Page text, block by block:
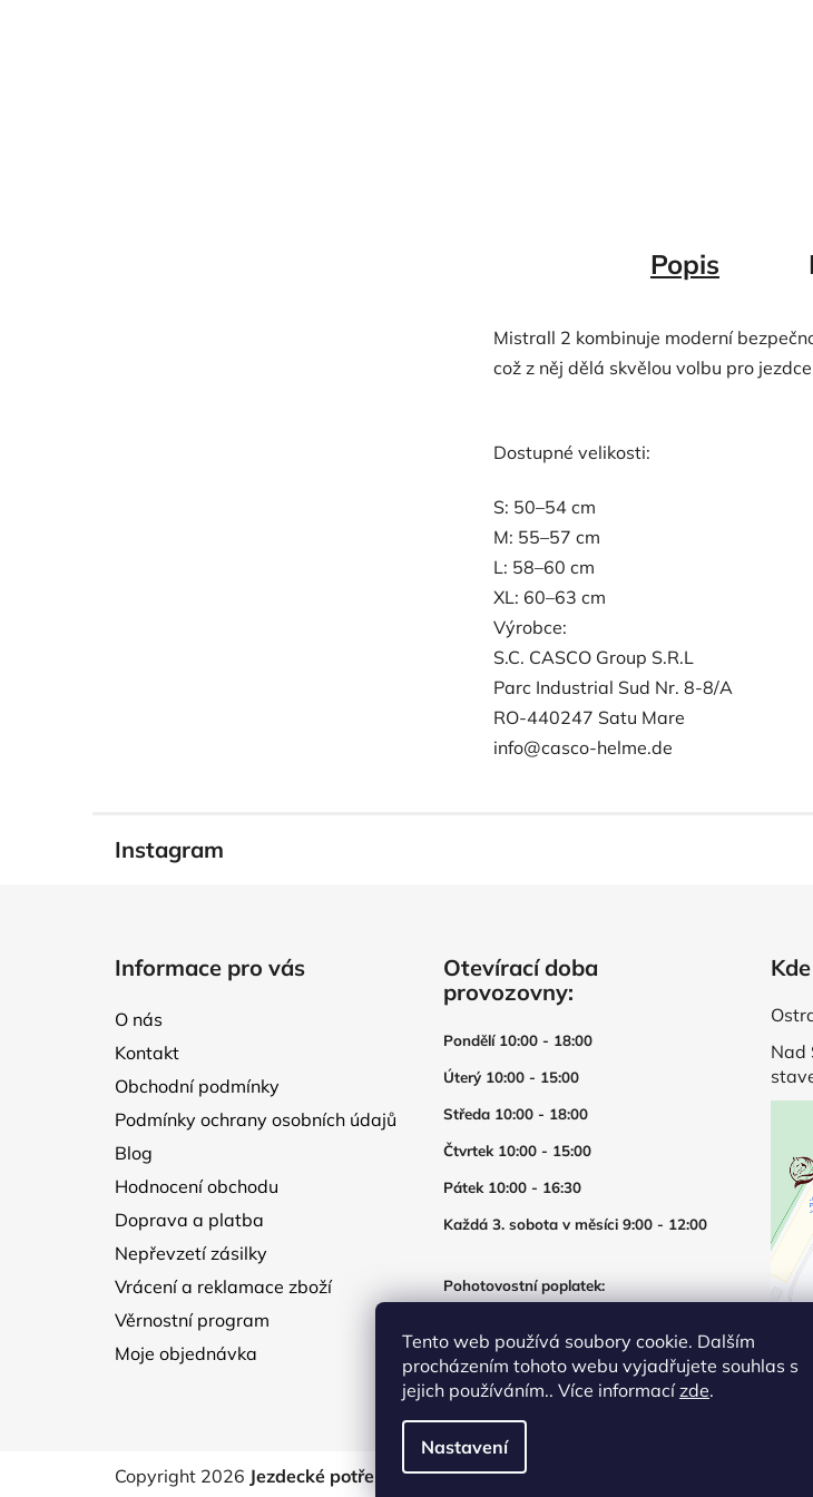
Tento web používá soubory cookie. Dalším
procházením tohoto webu vyjadřujete souhlas s
jejich používáním.. Více informacízde.
Nastavení
Popis
Mistrall 2 kombinuje moderní
což z něj dělá skvělou volbu pro
Dostupné velikosti:
S: 50–54 cm
M: 55–57 cm
L: 58–60 cm
XL: 60–63 cm
Výrobce:
S.C. CASCO Group S.R.L
Parc Industrial Sud Nr. 8-8/A
RO-440247 Satu Mare
info@casco-helme.de
Instagram
Informace pro vás
O nás
Kontakt
Obchodní podmínky
Podmínky ochrany osobních údajů
Blog
Hodnocení obchodu
Doprava a platba
Nepřevzetí zásilky
Vrácení a reklamace zboží
Věrnostní program
Moje objednávka
Otevírací doba
provozovny:
Pondělí 10:00 - 18:00
Úterý 10:00 - 15:00
Středa 10:00 - 18:00
Čtvrtek 10:00 - 15:00
Pátek 10:00 - 16:30
Každá 3. sobota v měsíci 9:00 - 12:00
Pohotovostní poplatek:
250Kč
Nad
Copyright 2026 Jezdecké potřeby EquTex. Všechna práva vyhrazena.